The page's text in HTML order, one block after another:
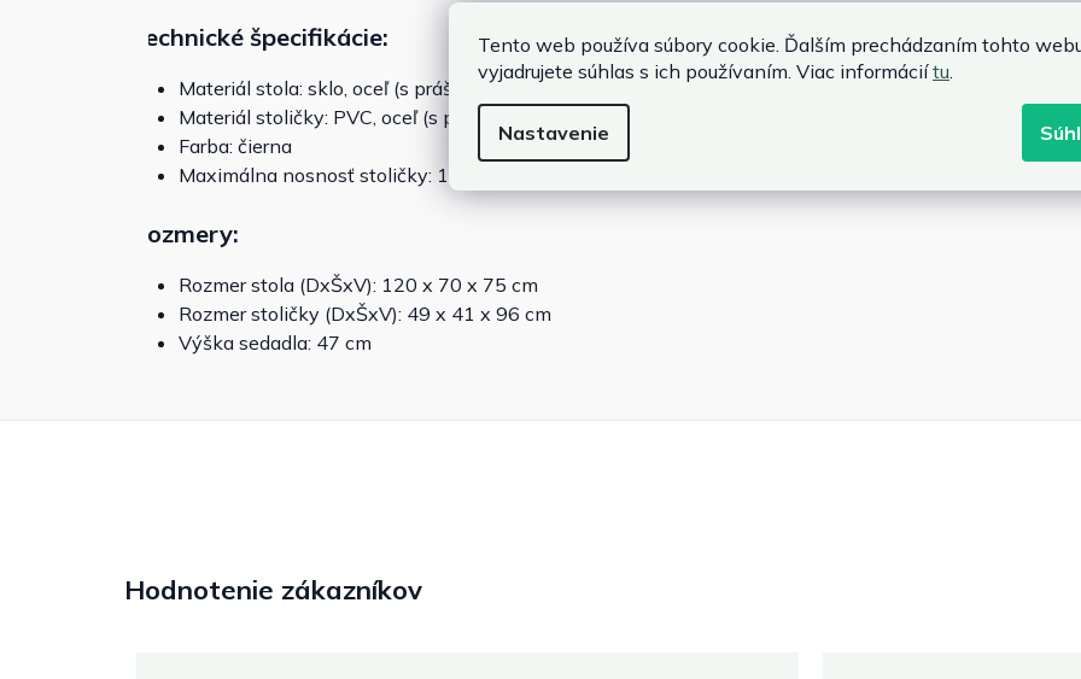
Tento web používa súbory cookie. Ďalším prechádzaním tohto
vyjadrujete súhlas s ich používaním. Viac informáciítu.
Nastavenie
Technické špecifikácie:
Materiál stola: sklo, oceľ (s práškovým nástrekom)
Materiál stoličky: PVC, oceľ (s práškovým nástrekom)
Farba: čierna
Maximálna nosnosť stoličky: 120 kg
Rozmery:
Rozmer stola (DxŠxV): 120 x 70 x 75 cm
Rozmer stoličky (DxŠxV): 49 x 41 x 96 cm
Výška sedadla: 47 cm
Rozsah doručenia:
1 × sklenený jedálenský stôl
Hodnotenie zákazníkov